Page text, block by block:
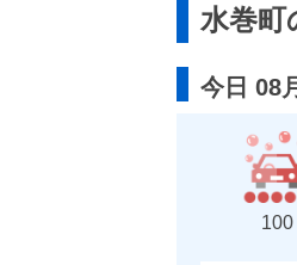
水巻町
今日 08
100